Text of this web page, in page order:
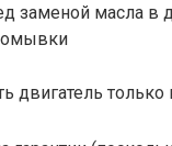
только